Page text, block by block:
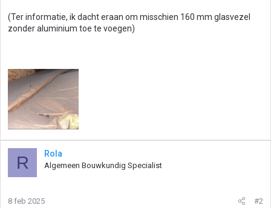
(Ter informatie, ik dacht eraan om misschien 160 mm glasvezel
zonder aluminium toe te voegen)
R Rola
Algemeen Bouwkundig Specialist
8 feb 2025 #2